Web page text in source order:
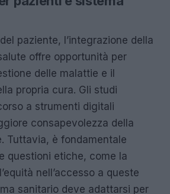
paziente, l’integrazione della
offre opportunità per
delle malattie e il
propria cura. Gli studi
a strumenti digitali
consapevolezza della
Tuttavia, è fondamentale
questioni etiche, come la
nell’accesso a queste
sanitario deve adattarsi per